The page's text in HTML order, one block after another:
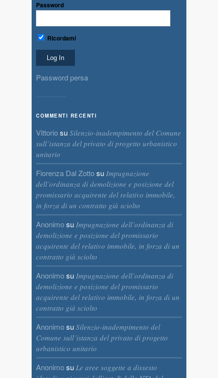
Password
Ricordami
Password persa
COMMENTI RECENTI
Vittoriosu Silenzio-inadempimento del Comune
sull’istanza del privato di progetto urbanistico
unitario
Fiorenza Dal Zottosu Impugnazione
dell’ordinanza di demolizione e posizione del
promissario acquirente del relativo immobile,
in forza di un contratto già sciolto
Anonimosu Impugnazione dell’ordinanza di
demolizione e posizione del promissario
acquirente del relativo immobile, in forza di un
contratto già sciolto
Anonimosu Impugnazione dell’ordinanza di
demolizione e posizione del promissario
acquirente del relativo immobile, in forza di un
contratto già sciolto
Anonimosu Silenzio-inadempimento del
Comune sull’istanza del privato di progetto
urbanistico unitario
Anonimosu Le aree soggette a dissesto